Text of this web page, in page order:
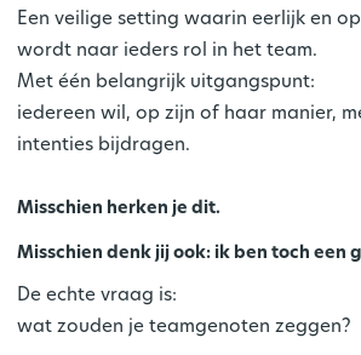
Een veilige setting waarin eerlijk en
wordt naar ieders rol in het team.
Met één belangrijk uitgangspunt:
iedereen wil, op zijn of haar manier,
intenties bijdragen.
Misschien herken je dit.
Misschien denk jij ook: ik ben toch een
De echte vraag is:
wat zouden je teamgenoten zeggen?